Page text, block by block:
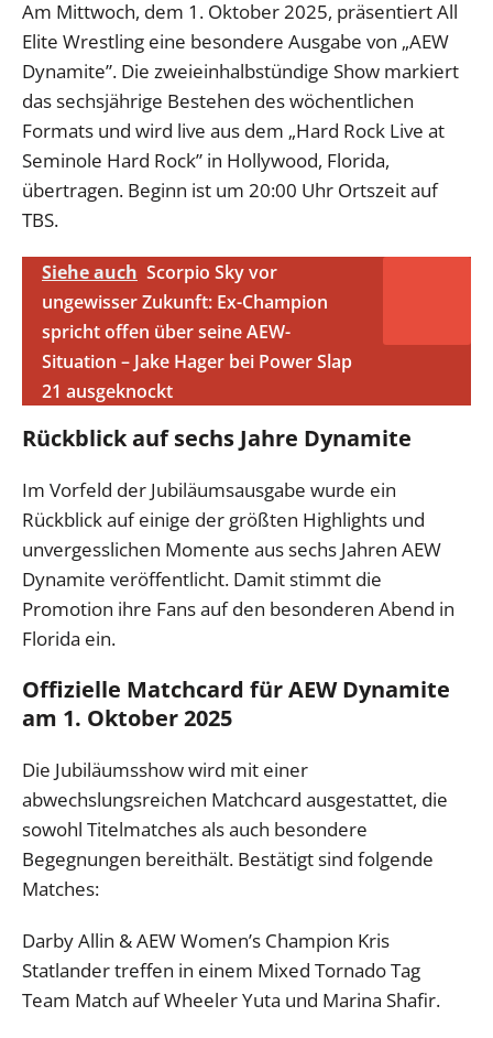
Am Mittwoch, dem 1. Oktober 2025, präsentiert All
Elite Wrestling eine besondere Ausgabe von „AEW
Dynamite”. Die zweieinhalbstündige Show markiert
das sechsjährige Bestehen des wöchentlichen
Formats und wird live aus dem „Hard Rock Live at
Seminole Hard Rock” in Hollywood, Florida,
übertragen. Beginn ist um 20:00 Uhr Ortszeit auf
TBS.
Siehe auch Scorpio Sky vor
ungewisser Zukunft: Ex-Champion
spricht offen über seine AEW-
Situation – Jake Hager bei Power Slap
21 ausgeknockt
Rückblick auf sechs Jahre Dynamite
Im Vorfeld der Jubiläumsausgabe wurde ein
Rückblick auf einige der größten Highlights und
unvergesslichen Momente aus sechs Jahren AEW
Dynamite veröffentlicht. Damit stimmt die
Promotion ihre Fans auf den besonderen Abend in
Florida ein.
Offizielle Matchcard für AEW Dynamite
am 1. Oktober 2025
Die Jubiläumsshow wird mit einer
abwechslungsreichen Matchcard ausgestattet, die
sowohl Titelmatches als auch besondere
Begegnungen bereithält. Bestätigt sind folgende
Matches:
Darby Allin & AEW Women’s Champion Kris
Statlander treffen in einem Mixed Tornado Tag
Team Match auf Wheeler Yuta und Marina Shafir.